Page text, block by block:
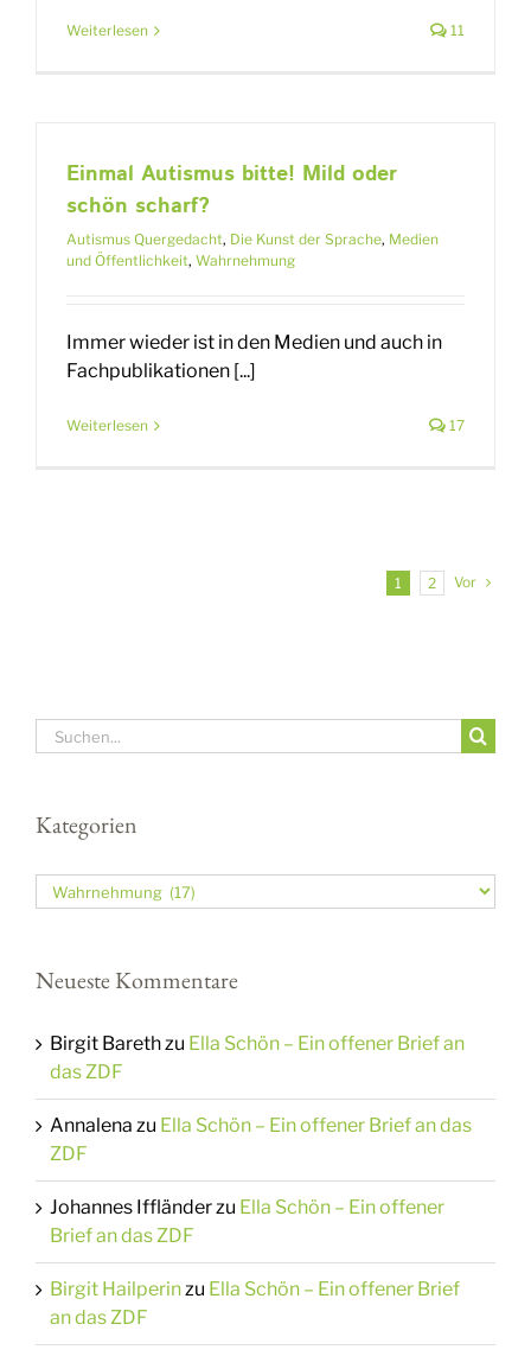
Weiterlesen 11
Einmal Autismus bitte! Mild oder
schön scharf?
Autismus Quergedacht, Die Kunst der Sprache, Medien
und Öffentlichkeit, Wahrnehmung
Immer wieder ist in den Medien und auch in
Fachpublikationen [...]
Weiterlesen 17
1 2 Vor
Suche
nach:
Kategorien
Kategorien
Neueste Kommentare
Birgit Barethzu Ella Schön – Ein offener Brief an
das ZDF
Annalena zu Ella Schön – Ein offener Brief an das
ZDF
Johannes Iffländerzu Ella Schön – Ein offener
Brief an das ZDF
Birgit Hailperinzu Ella Schön – Ein offener Brief
an das ZDF